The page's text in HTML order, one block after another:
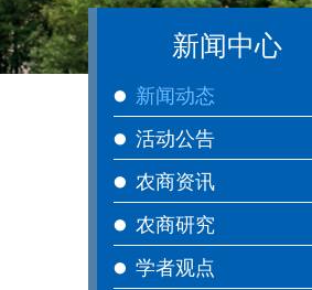
新闻中心
新闻动态
活动公告
农商资讯
农商研究
学者观点